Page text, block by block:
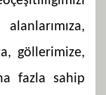
göllerimize,
fazla sahip